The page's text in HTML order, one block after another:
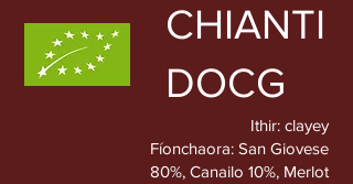
Ithir: clayey
Fíonchaora: San Giovese
80%, Canailo 10%, Merlot
CHIANTI
DOCG